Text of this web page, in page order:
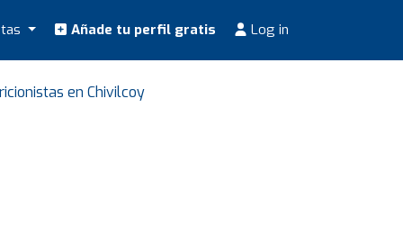
Añade tu perfil gratis Log in
en Chivilcoy